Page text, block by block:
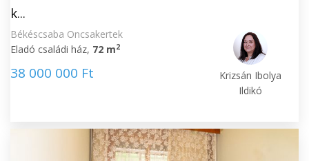
k...
Békéscsaba Oncsakertek
Eladó családi ház, 72 m2
38 000 000 Ft
Krizsán Ibolya
Ildikó